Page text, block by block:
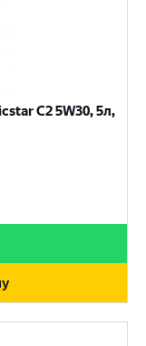
C2 5W30, 5л,